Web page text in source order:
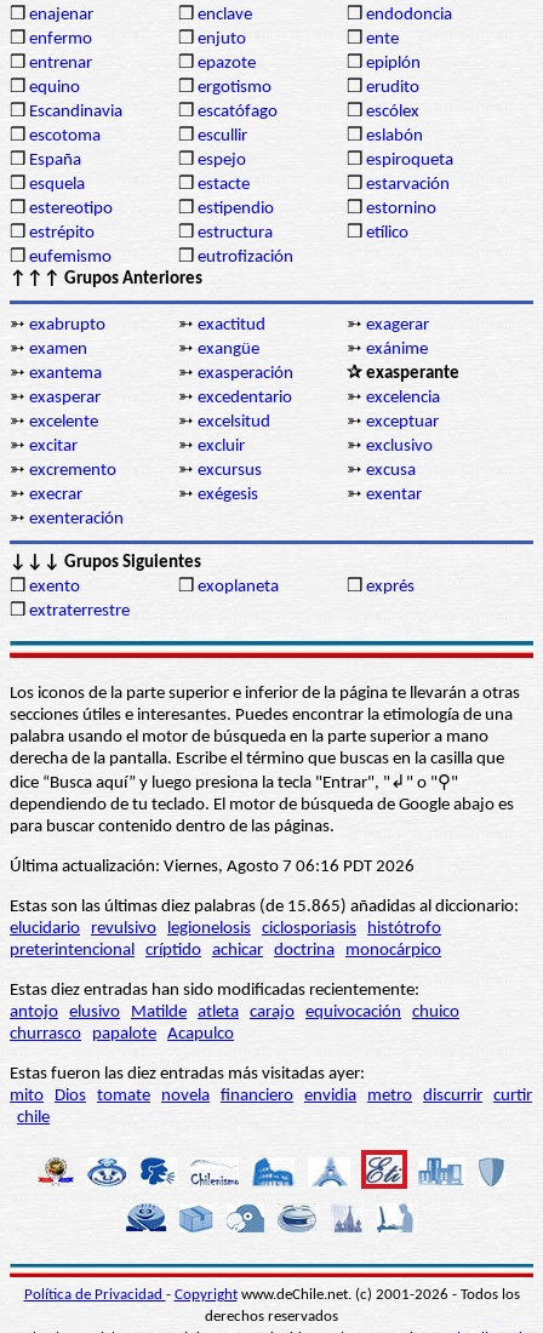
❒ enajenar ❒ enclave ❒ endodoncia
❒ enfermo ❒ enjuto ❒ ente
❒ entrenar ❒ epazote ❒ epiplón
❒ equino ❒ ergotismo ❒ erudito
❒ Escandinavia ❒ escatófago ❒ escólex
❒ escotoma ❒ escullir ❒ eslabón
❒ España ❒ espejo ❒ espiroqueta
❒ esquela ❒ estacte ❒ estarvación
❒ estereotipo ❒ estipendio ❒ estornino
❒ estrépito ❒ estructura ❒ etílico
❒ eufemismo ❒ eutrofización
↑↑↑ Grupos Anteriores
➳ exabrupto ➳ exactitud ➳ exagerar
➳ examen ➳ exangüe ➳ exánime
➳ exantema ➳ exasperación
✰ exasperante
➳ exasperar ➳ excedentario ➳ excelencia
➳ excelente ➳ excelsitud ➳ exceptuar
➳ excitar ➳ excluir ➳ exclusivo
➳ excremento ➳ excursus ➳ excusa
➳ execrar ➳ exégesis ➳ exentar
➳ exenteración
↓↓↓ Grupos Siguientes
❒ exento ❒ exoplaneta ❒ exprés
❒ extraterrestre
Los iconos de la parte superior e inferior de la página te llevarán a otras
secciones útiles e interesantes. Puedes encontrar la etimología de una
palabra usando el motor de búsqueda en la parte superior a mano
derecha de la pantalla. Escribe el término que buscas en la casilla que
dice “Busca aquí” y luego presiona la tecla "Entrar", "↲" o "⚲"
dependiendo de tu teclado. El motor de búsqueda de Google abajo es
para buscar contenido dentro de las páginas.
Última actualización: Viernes, Agosto 7 06:16 PDT 2026
Estas son las últimas diez palabras (de 15.865) añadidas al diccionario:
elucidario
revulsivo legionelosis ciclosporiasis
histótrofo
preterintencional críptido achicar doctrina monocárpico
Estas diez entradas han sido modificadas recientemente:
antojo elusivo Matilde atleta carajo equivocación
chuico
churrasco
papalote Acapulco
Estas fueron las diez entradas más visitadas ayer:
mito
Dios tomate novela financiero envidia metro discurrir curtir
chile
Política de Privacidad - Copyrightwww.deChile.net. (c) 2001-2026 - Todos los
derechos reservados